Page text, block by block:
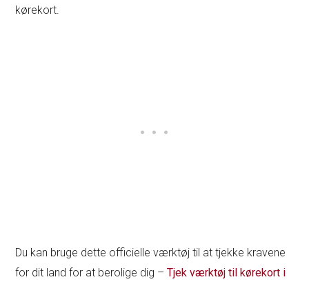
kørekort.
Du kan bruge dette officielle værktøj til at tjekke kravene
for dit land for at berolige dig –Tjek værktøj til kørekort i